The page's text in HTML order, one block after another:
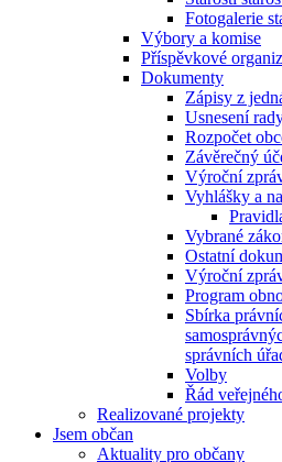
Fotogalerie
Výbory a komise
Příspěvkové
Dokumenty
Zápisy z
Usnesení
Rozpočet
Závěrečný
Výroční
Vyhlášky a
Vybrané
Ostatní
Výroční
Program
Sbírka
správních
Volby
Řád
Realizované projekty
Jsem občan
Aktuality pro občany